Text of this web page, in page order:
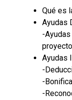
Qué es
Ayudas
-
Ayudas
-
-
-